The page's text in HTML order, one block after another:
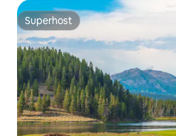
Superhost
Superhost